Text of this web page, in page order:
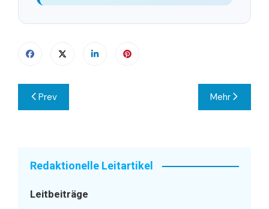
Beitragsnavigation
Prev Mehr
Redaktionelle Leitartikel
Leitbeiträge